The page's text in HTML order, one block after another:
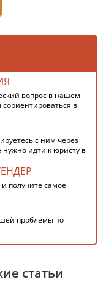
вопрос в нашем
в
с ним через
нужно идти к юристу в
получите самое
проблемы по
статьи